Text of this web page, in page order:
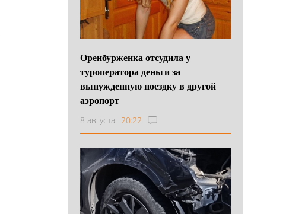
Оренбурженка отсудила у
туроператора деньги за
вынужденную поездку в другой
аэропорт
8 августа 20:22